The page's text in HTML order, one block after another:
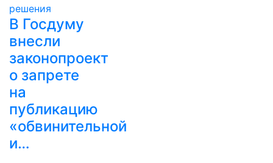
В Госдуму
внесли
законопроект
о запрете
на
публикацию
«обвинительной
и…